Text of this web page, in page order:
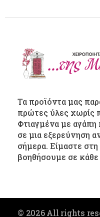
Τα προϊόντα μας
πρώτες ύλες χωρίς
Φτιαγμένα με
σε μια εξερεύνηση
σήμερα. Είμαστε
βοηθήσουμε σε κάθε
© 2026 All rights